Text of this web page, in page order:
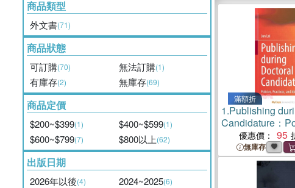
商品類型
外文書(71)
商品狀態
可訂購(70) 無法訂購(1)
有庫存(2) 無庫存(69)
商品定價
$200~$399(1) $400~$599(1)
$600~$799(7) $800以上(62)
出版日期
2026年以後(4) 2024~2025(6)
滿額折
1.Publishing
Candidature：
Practices, and
優惠價： 95
無庫存